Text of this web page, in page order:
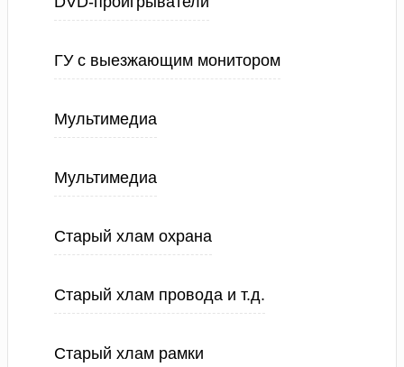
ГУ с выезжающим монитором
Мультимедиа
Мультимедиа
Старый хлам охрана
Старый хлам провода и т.д.
Старый хлам рамки